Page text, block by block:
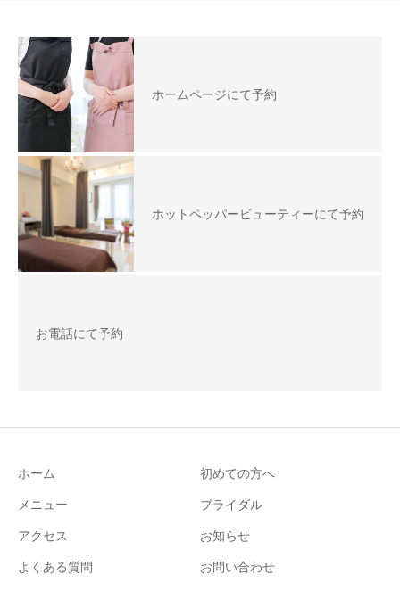
ホームページにて予約
ホットペッパービューティーにて予約
お電話にて予約
ホーム 初めての方へ
メニュー ブライダル
アクセス お知らせ
よくある質問 お問い合わせ